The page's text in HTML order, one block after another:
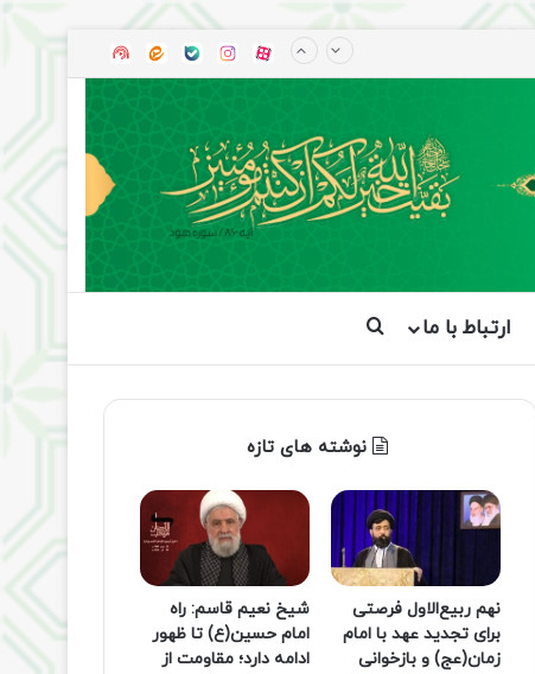
آپاراتاینستاگرام
بله ایتا
ارتباط با ما جستجو برای
نوشته های تازه
نهم ربیع‌الاول فرصتی
برای تجدید عهد با امام
زمان(عج) و بازخوانی
شیخ نعیم قاسم: راه
امام حسین(ع) تا ظهور
ادامه دارد؛ مقاومت از